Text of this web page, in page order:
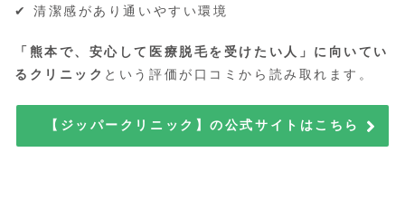
✔ 清潔感があり通いやすい環境
「熊本で、安心して医療脱毛を受けたい人」に向いてい
るクリニック という評価が口コミから読み取れます。
【ジッパークリニック】の公式サイトはこちら